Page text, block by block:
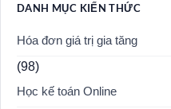
DANH MỤC KIẾN THỨC
Hóa đơn giá trị gia tăng
(98)
Học kế toán Online